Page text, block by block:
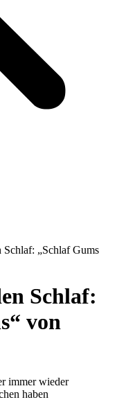
„Schlaf Gums
Schlaf:
von
immer wieder
haben